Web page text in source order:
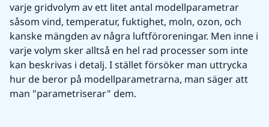
varje gridvolym av ett litet antal modellparametrar
såsom vind, temperatur, fuktighet, moln, ozon, och
kanske mängden av några luftföroreningar. Men inne i
varje volym sker alltså en hel rad processer som inte
kan beskrivas i detalj. I stället försöker man uttrycka
hur de beror på modellparametrarna, man säger att
man "parametriserar" dem.